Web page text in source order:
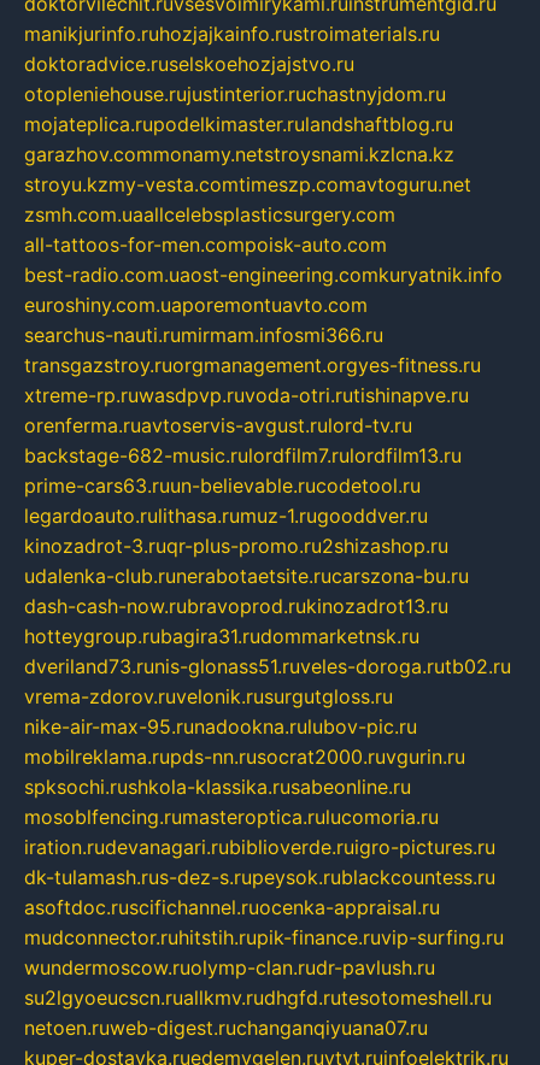
manikjurinfo.ruhozjajkainfo.rustroimaterials.ru
doktoradvice.ruselskoehozjajstvo.ru
otopleniehouse.rujustinterior.ruchastnyjdom.ru
mojateplica.rupodelkimaster.rulandshaftblog.ru
garazhov.commonamy.netstroysnami.kzlcna.kz
stroyu.kzmy-vesta.comtimeszp.comavtoguru.net
zsmh.com.uaallcelebsplasticsurgery.com
all-tattoos-for-men.compoisk-auto.com
best-radio.com.uaost-engineering.comkuryatnik.info
euroshiny.com.uaporemontuavto.com
searchus-nauti.rumirmam.infosmi366.ru
transgazstroy.ruorgmanagement.orgyes-fitness.ru
xtreme-rp.ruwasdpvp.ruvoda-otri.rutishinapve.ru
orenferma.ruavtoservis-avgust.rulord-tv.ru
backstage-682-music.rulordfilm7.rulordfilm13.ru
prime-cars63.ruun-believable.rucodetool.ru
legardoauto.rulithasa.rumuz-1.rugooddver.ru
kinozadrot-3.ruqr-plus-promo.ru2shizashop.ru
udalenka-club.runerabotaetsite.rucarszona-bu.ru
dash-cash-now.rubravoprod.rukinozadrot13.ru
hotteygroup.rubagira31.rudommarketnsk.ru
dveriland73.runis-glonass51.ruveles-doroga.rutb02.ru
vrema-zdorov.ruvelonik.rusurgutgloss.ru
nike-air-max-95.runadookna.rulubov-pic.ru
mobilreklama.rupds-nn.rusocrat2000.ruvgurin.ru
spksochi.rushkola-klassika.rusabeonline.ru
mosoblfencing.rumasteroptica.rulucomoria.ru
iration.rudevanagari.rubiblioverde.ruigro-pictures.ru
dk-tulamash.rus-dez-s.rupeysok.rublackcountess.ru
asoftdoc.ruscifichannel.ruocenka-appraisal.ru
mudconnector.ruhitstih.rupik-finance.ruvip-surfing.ru
wundermoscow.ruolymp-clan.rudr-pavlush.ru
su2lgyoeucscn.ruallkmv.rudhgfd.rutesotomeshell.ru
netoen.ruweb-digest.ruchanganqiyuana07.ru
kuper-dostavka.ruedemvgelen.ruytyt.ruinfoelektrik.ru